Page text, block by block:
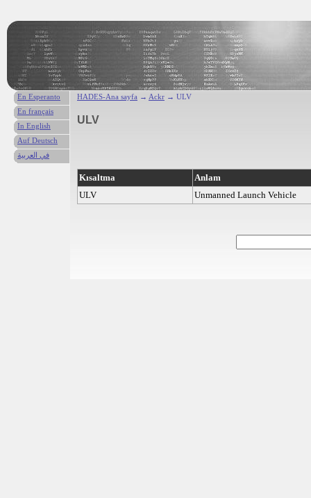
HADES-Ana sayfa → Ackr → ULV
ULV
Kısaltma
Anlam
ULV
Unmanned Launch Vehicle
En Esperanto
En français
In English
Auf Deutsch
في العربية